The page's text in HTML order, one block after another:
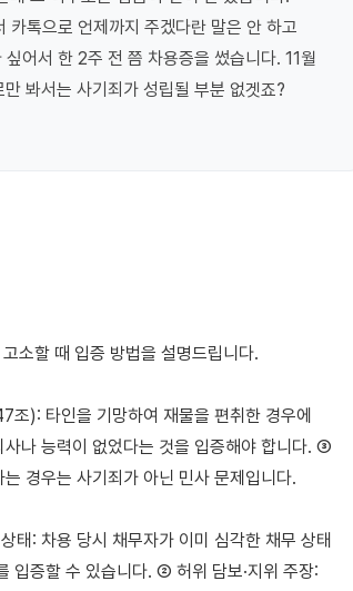
카톡으로 언제까지 주겠다란 말은 안 하고
어서 한 2주 전 쯤 차용증을 썼습니다. 11월
봐서는 사기죄가 성립될 부분 없겟죠?
): 타인을 기망하여 재물을 편취한 경우에
나 능력이 없었다는 것을 입증해야 합니다. ③
경우는 사기죄가 아닌 민사 문제입니다.
태: 차용 당시 채무자가 이미 심각한 채무 상태
입증할 수 있습니다. ② 허위 담보·지위 주장: